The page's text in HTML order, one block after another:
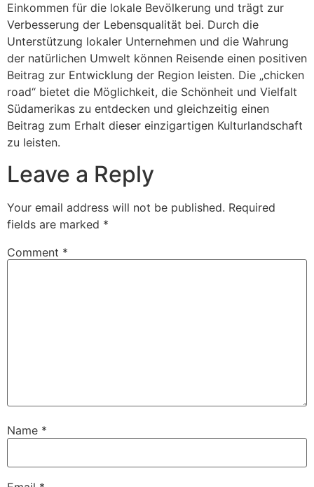
Einkommen für die lokale Bevölkerung und trägt zur
Verbesserung der Lebensqualität bei. Durch die
Unterstützung lokaler Unternehmen und die Wahrung
der natürlichen Umwelt können Reisende einen positiven
Beitrag zur Entwicklung der Region leisten. Die „chicken
road“ bietet die Möglichkeit, die Schönheit und Vielfalt
Südamerikas zu entdecken und gleichzeitig einen
Beitrag zum Erhalt dieser einzigartigen Kulturlandschaft
zu leisten.
Leave a Reply
Your email address will not be published. Required
fields are marked *
Comment *
Name *